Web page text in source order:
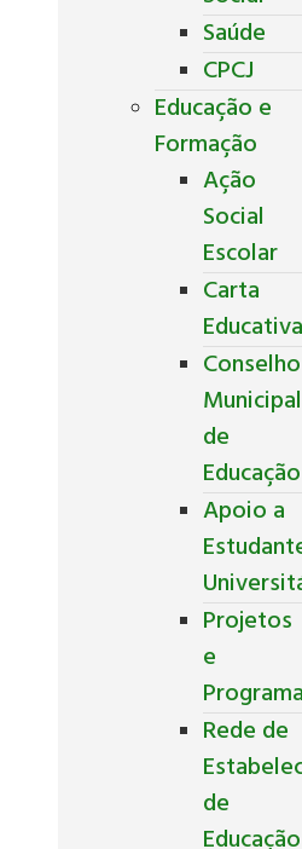
Saúde
CPCJ
Educação e
Formação
Ação
Social
Escolar
Carta
Conselho
Municipal
de
Educação
Apoio a
Projetos
e
Rede de
de
Educação